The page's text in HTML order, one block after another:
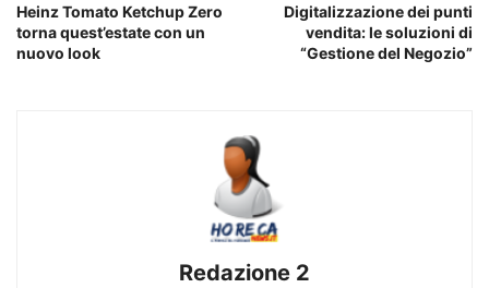
Heinz Tomato Ketchup Zero
torna quest’estate con un
nuovo look
Digitalizzazione dei punti
vendita: le soluzioni di
“Gestione del Negozio”
Redazione 2